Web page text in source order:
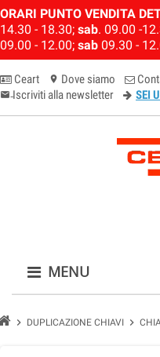
ORARI PUNTO VENDITA
14.30 - 18.30; sab. 09.00 -
09.00 - 12.00; sab 09.30 -
Ceart location_on Dove siamo
email-newsletter
Iscriviti alla newsletter SEI
MENU
chevron_right DUPLICAZIONE CHIAVI chevron_right